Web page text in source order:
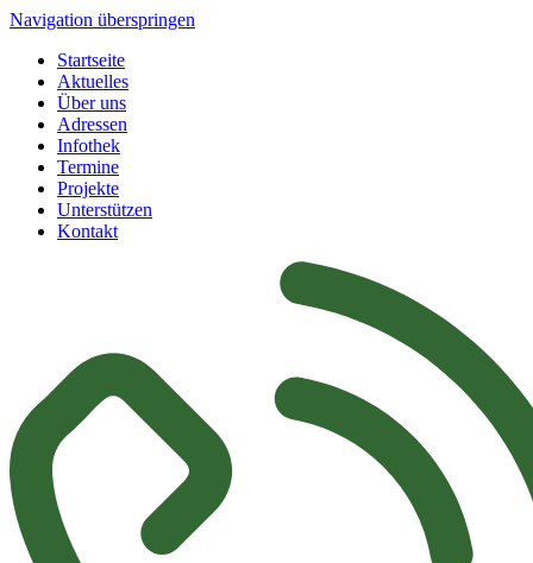
Navigation überspringen
Startseite
Aktuelles
Über uns
Adressen
Infothek
Termine
Projekte
Unterstützen
Kontakt